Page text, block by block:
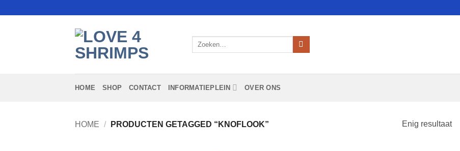
Zoeken
HOME SHOP CONTACT INFORMATIEPLEIN OVER ONS
HOME / PRODUCTEN GETAGGED “KNOFLOOK” Enig resultaat